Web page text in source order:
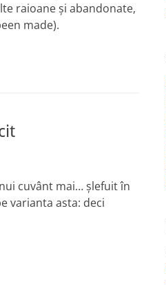
raioane și abandonate,
made).
cuvânt mai… șlefuit în
varianta asta: deci